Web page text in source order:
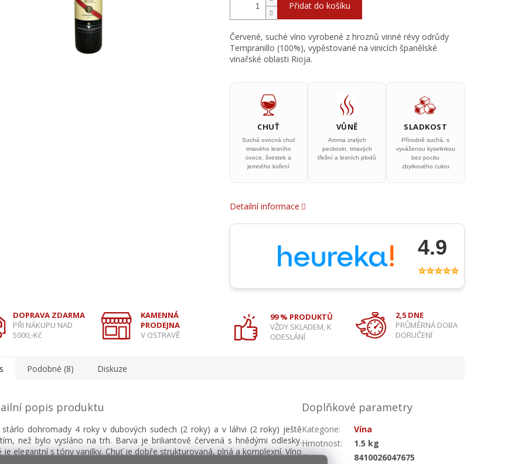
Přidat do košíku
Červené, suché víno vyrobené z hroznů vinné révy odrůdy
Tempranillo (100%), vypěstované na vinicích španělské
vinařské oblasti Rioja.
CHUŤ
Suchá ovocná chuť
tmavého lesního
ovoce, švestek a
jemného koření
VŮNĚ
Aroma zralých
peckovin, tmavých
třešní a lesních plodů
SLADKOST
Přírodně suchá, s
vyváženou kyselinkou
bez pocitu
zbytkového cukru
Detailní informace
4.9
⭐⭐⭐⭐⭐
DOPRAVA ZDARMA
PŘI NÁKUPU NAD
5000,-Kč
KAMENNÁ
PRODEJNA
V OSTRAVĚ
99 % PRODUKTŮ
VŽDY SKLADEM, K
ODESLÁNÍ
2,5 DNE
PRŮMĚRNÁ DOBA
DORUČENÍ
Podobné (8) Diskuze
popis produktu
stárlo dohromady 4 roky v dubových sudech (2 roky) a v láhvi (2 roky) ještě
než bylo vysláno na trh. Barva je briliantově červená s hnědými odlesky.
je elegantní s tóny vanilky. Chuť je dobře strukturovaná, plná a komplexní. Víno
Doplňkové parametry
Kategorie:
Vína
Hmotnost:
1.5 kg
EAN:
8410026047675